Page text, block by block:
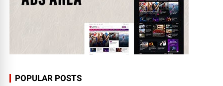
POPULAR POSTS